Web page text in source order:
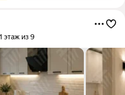
1 этаж из 9